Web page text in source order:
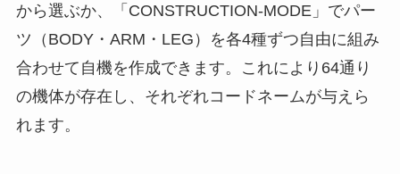
から選ぶか、「CONSTRUCTION-MODE」でパー
ツ（BODY・ARM・LEG）を各4種ずつ自由に組み
合わせて自機を作成できます。これにより64通り
の機体が存在し、それぞれコードネームが与えら
れます。